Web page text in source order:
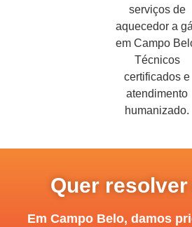
serviços de
aquecedor a
em Campo
Técnicos
certificados e
atendimento
humanizado.
Quer
Em Campo Belo, damos